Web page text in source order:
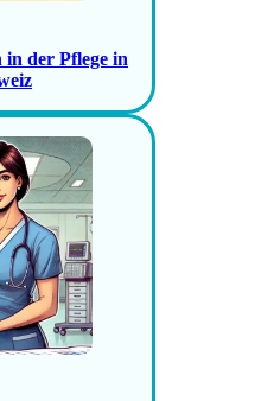
in der Pflege in